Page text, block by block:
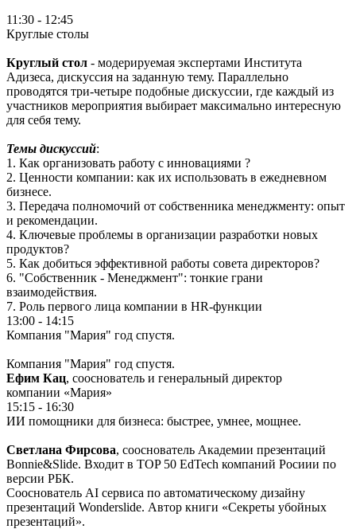
11:30 - 12:45
Круглые столы
Круглый стол - модерируемая экспертами Института
Адизеса, дискуссия на заданную тему. Параллельно
проводятся три-четыре подобные дискуссии, где каждый из
участников мероприятия выбирает максимально интересную
для себя тему.
Темы дискуссий:
1.⁠ ⁠Как организовать работу с инновациями ?
2.⁠ ⁠Ценности компании: как их использовать в ежедневном
бизнесе.
3.⁠ ⁠Передача полномочий от собственника менеджменту: опыт
и рекомендации.
4.⁠ ⁠Ключевые проблемы в организации разработки новых
продуктов?
5.⁠ ⁠Как добиться эффективной работы совета директоров?
6.⁠ "⁠Собственник - Менеджмент": тонкие грани
взаимодействия.
7.⁠ ⁠Роль первого лица компании в HR-функции
13:00 - 14:15
Компания "Мария" год спустя.
Компания "Мария" год спустя.
Ефим Кац, сооснователь и генеральный директор
компании «Мария»
15:15 - 16:30
ИИ помощники для бизнеса: быстрее, умнее, мощнее.
Светлана Фирсова, сооснователь Академии презентаций
Bonnie&Slide. Входит в TOP 50 EdTech компаний Росиии по
версии РБК.
Сооснователь AI сервиса по автоматическому дизайну
презентаций Wonderslide. Автор книги «Секреты убойных
презентаций».